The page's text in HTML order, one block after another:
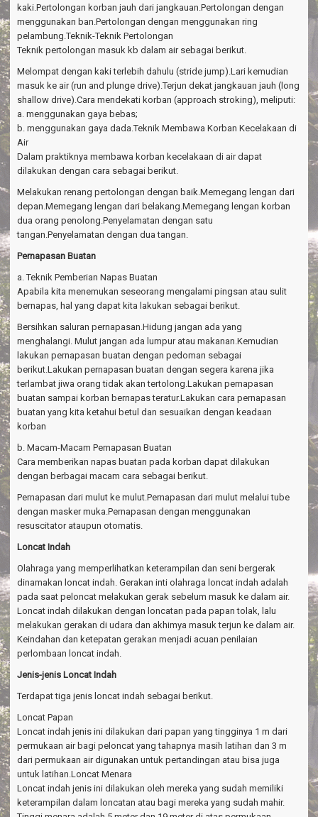
kaki.Pertolongan korban jauh dari jangkauan.Pertolongan dengan
menggunakan ban.Pertolongan dengan menggunakan ring
pelambung.Teknik-Teknik Pertolongan
Teknik pertolongan masuk kb dalam air sebagai berikut.
Melompat dengan kaki terlebih dahulu (stride jump).Lari kemudian
masuk ke air (run and plunge drive).Terjun dekat jangkauan jauh (long
shallow drive).Cara mendekati korban (approach stroking), meliputi:
a. menggunakan gaya bebas;
b. menggunakan gaya dada.Teknik Membawa Korban Kecelakaan di
Air
Dalam praktiknya membawa korban kecelakaan di air dapat
dilakukan dengan cara sebagai berikut.
Melakukan renang pertolongan dengan baik.Memegang lengan dari
depan.Memegang lengan dari belakang.Memegang lengan korban
dua orang penolong.Penyelamatan dengan satu
tangan.Penyelamatan dengan dua tangan.
Pernapasan Buatan
a. Teknik Pemberian Napas Buatan
Apabila kita menemukan seseorang mengalami pingsan atau sulit
bernapas, hal yang dapat kita lakukan sebagai berikut.
Bersihkan saluran pernapasan.Hidung jangan ada yang
menghalangi. Mulut jangan ada lumpur atau makanan.Kemudian
lakukan pernapasan buatan dengan pedoman sebagai
berikut.Lakukan pernapasan buatan dengan segera karena jika
terlambat jiwa orang tidak akan tertolong.Lakukan pernapasan
buatan sampai korban bernapas teratur.Lakukan cara pernapasan
buatan yang kita ketahui betul dan sesuaikan dengan keadaan
korban
b. Macam-Macam Pernapasan Buatan
Cara memberikan napas buatan pada korban dapat dilakukan
dengan berbagai macam cara sebagai berikut.
Pernapasan dari mulut ke mulut.Pernapasan dari mulut melalui tube
dengan masker muka.Pernapasan dengan menggunakan
resuscitator ataupun otomatis.
Loncat Indah
Olahraga yang memperlihatkan keterampilan dan seni bergerak
dinamakan loncat indah. Gerakan inti olahraga loncat indah adalah
pada saat peloncat melakukan gerak sebelum masuk ke dalam air.
Loncat indah dilakukan dengan loncatan pada papan tolak, lalu
melakukan gerakan di udara dan akhimya masuk terjun ke dalam air.
Keindahan dan ketepatan gerakan menjadi acuan penilaian
perlombaan loncat indah.
Jenis-jenis Loncat Indah
Terdapat tiga jenis loncat indah sebagai berikut.
Loncat Papan
Loncat indah jenis ini dilakukan dari papan yang tingginya 1 m dari
permukaan air bagi peloncat yang tahapnya masih latihan dan 3 m
dari permukaan air digunakan untuk pertandingan atau bisa juga
untuk latihan.Loncat Menara
Loncat indah jenis ini dilakukan oleh mereka yang sudah memiliki
keterampilan dalam loncatan atau bagi mereka yang sudah mahir.